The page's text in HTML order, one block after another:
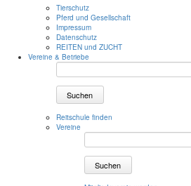
Tierschutz
Pferd und Gesellschaft
Impressum
Datenschutz
REITEN und ZUCHT
Vereine & Betriebe
Suchen
Reitschule finden
Vereine
Suchen